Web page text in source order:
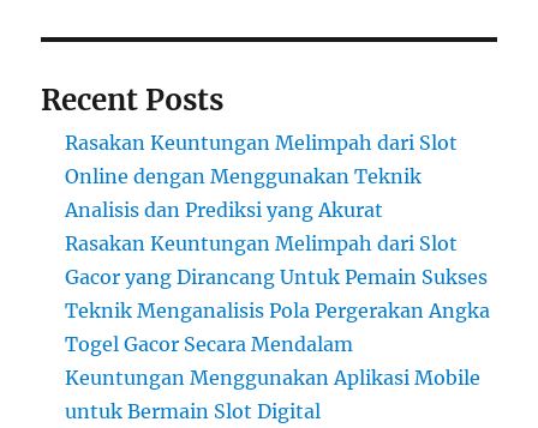
Recent Posts
Rasakan Keuntungan Melimpah dari Slot
Online dengan Menggunakan Teknik
Analisis dan Prediksi yang Akurat
Rasakan Keuntungan Melimpah dari Slot
Gacor yang Dirancang Untuk Pemain Sukses
Teknik Menganalisis Pola Pergerakan Angka
Togel Gacor Secara Mendalam
Keuntungan Menggunakan Aplikasi Mobile
untuk Bermain Slot Digital